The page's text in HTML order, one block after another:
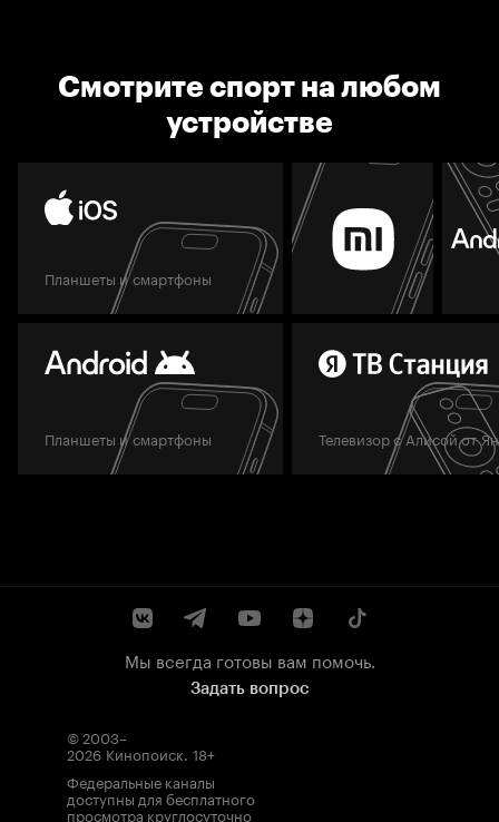
Смотрите спорт на любом
устройстве
Планшеты и смартфоны
Планшеты и смартфоны Телевизор с Алисой от
Мы всегда готовы вам помочь.
Задать вопрос
© 2003–
2026 Кинопоиск. 18+
Федеральные каналы
доступны для бесплатного
просмотра круглосуточно